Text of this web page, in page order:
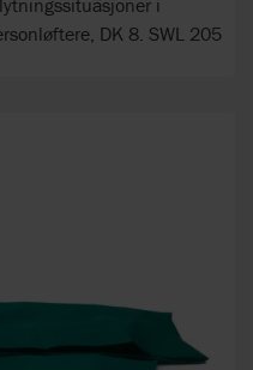
DK 8. SWL 205